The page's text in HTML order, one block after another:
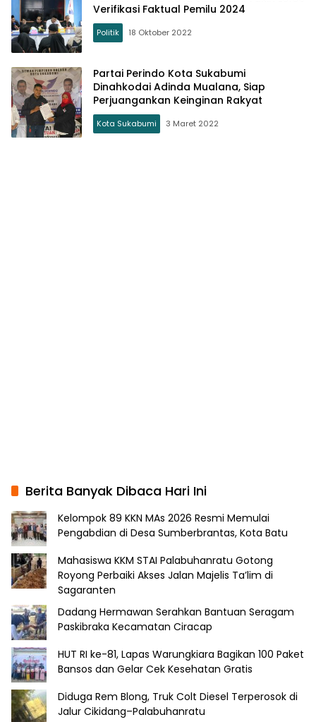
Verifikasi Faktual Pemilu 2024
Politik 18 Oktober 2022
Partai Perindo Kota Sukabumi
Dinahkodai Adinda Mualana, Siap
Perjuangankan Keinginan Rakyat
Kota Sukabumi 3 Maret 2022
Berita Banyak Dibaca Hari Ini
Kelompok 89 KKN MAs 2026 Resmi Memulai
Pengabdian di Desa Sumberbrantas, Kota Batu
Mahasiswa KKM STAI Palabuhanratu Gotong
Royong Perbaiki Akses Jalan Majelis Ta’lim di
Sagaranten
Dadang Hermawan Serahkan Bantuan Seragam
Paskibraka Kecamatan Ciracap
HUT RI ke-81, Lapas Warungkiara Bagikan 100 Paket
Bansos dan Gelar Cek Kesehatan Gratis
Diduga Rem Blong, Truk Colt Diesel Terperosok di
Jalur Cikidang–Palabuhanratu